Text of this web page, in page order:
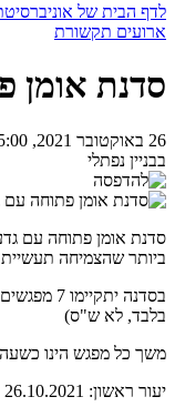
לדף הבית של
ארועים תקשורת
סדנת אומן
26 באוקטובר 2021, 15:00
בבניין נפתלי
סדנת אומן פתוחה עם
ביותר שהצמיחה
בלבד, לא ש"ס)
משך כל מפגש הינו כשעה
יעור ראשון: 26.10.2021